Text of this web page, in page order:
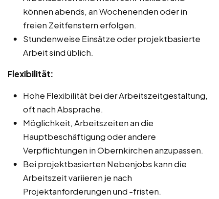
können abends, an Wochenenden oder in
freien Zeitfenstern erfolgen.
Stundenweise Einsätze oder projektbasierte
Arbeit sind üblich.
Flexibilität:
Hohe Flexibilität bei der Arbeitszeitgestaltung,
oft nach Absprache.
Möglichkeit, Arbeitszeiten an die
Hauptbeschäftigung oder andere
Verpflichtungen in Obernkirchen anzupassen.
Bei projektbasierten Nebenjobs kann die
Arbeitszeit variieren je nach
Projektanforderungen und -fristen.